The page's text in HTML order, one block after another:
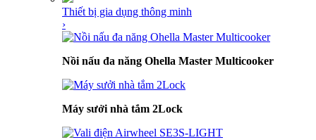
Thiết bị gia dụng thông minh
›
Nồi nấu đa năng Ohella Master Multicooker
Máy sưởi nhà tắm 2Lock